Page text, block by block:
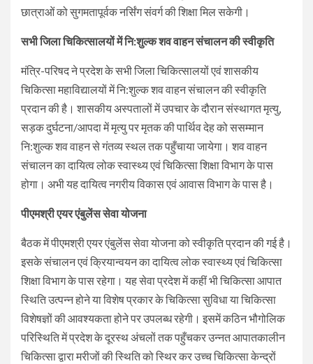
छात्राओं को सुगमतापूर्वक नर्सिंग संवर्ग की शिक्षा मिल सकेगी।
सभी जिला चिकित्सालयों में नि:शुल्क शव वाहन संचालन की स्वीकृति
मंत्रि-परिषद ने प्रदेश के सभी जिला चिकित्सालयों एवं शासकीय
चिकित्सा महाविद्यालयों में नि:शुल्क शव वाहन संचालन की स्वीकृति
प्रदान की है। शासकीय अस्पतालों में उपचार के दौरान संस्थागत मृत्यु,
सड़क दुर्घटना/आपदा में मृत्यु पर मृतक की पार्थिव देह को ससम्मान
नि:शुल्क शव वाहन से गंतव्य स्थल तक पहुँचाया जायेगा। शव वाहन
संचालन का दायित्व लोक स्वास्थ्य एवं चिकित्सा शिक्षा विभाग के पास
होगा। अभी यह दायित्व नगरीय विकास एवं आवास विभाग के पास है।
पीएमश्री एयर एंबुलेंस सेवा योजना
बैठक में पीएमश्री एयर एंबुलेंस सेवा योजना को स्वीकृति प्रदान की गई है।
इसके संचालन एवं क्रियान्वयन का दायित्व लोक स्वास्थ्य एवं चिकित्सा
शिक्षा विभाग के पास रहेगा। यह सेवा प्रदेश में कहीं भी चिकित्सा आपात
स्थिति उत्पन्न होने या विशेष प्रकार के चिकित्सा सुविधा या चिकित्सा
विशेषज्ञों की आवश्यकता होने पर उपलब्ध रहेगी। इसमें कठिन भौगोलिक
परिस्थिति में प्रदेश के दूरस्थ अंचलों तक पहुँचकर उन्नत आपातकालीन
चिकित्सा द्वारा मरीजों की स्थिति को स्थिर कर उच्च चिकित्सा केन्द्रों